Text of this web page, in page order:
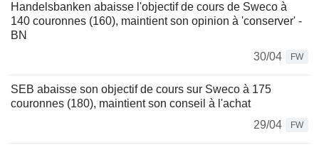
Handelsbanken abaisse l'objectif de cours de Sweco à
140 couronnes (160), maintient son opinion à 'conserver' -
BN
30/04
FW
SEB abaisse son objectif de cours sur Sweco à 175
couronnes (180), maintient son conseil à l'achat
29/04
FW